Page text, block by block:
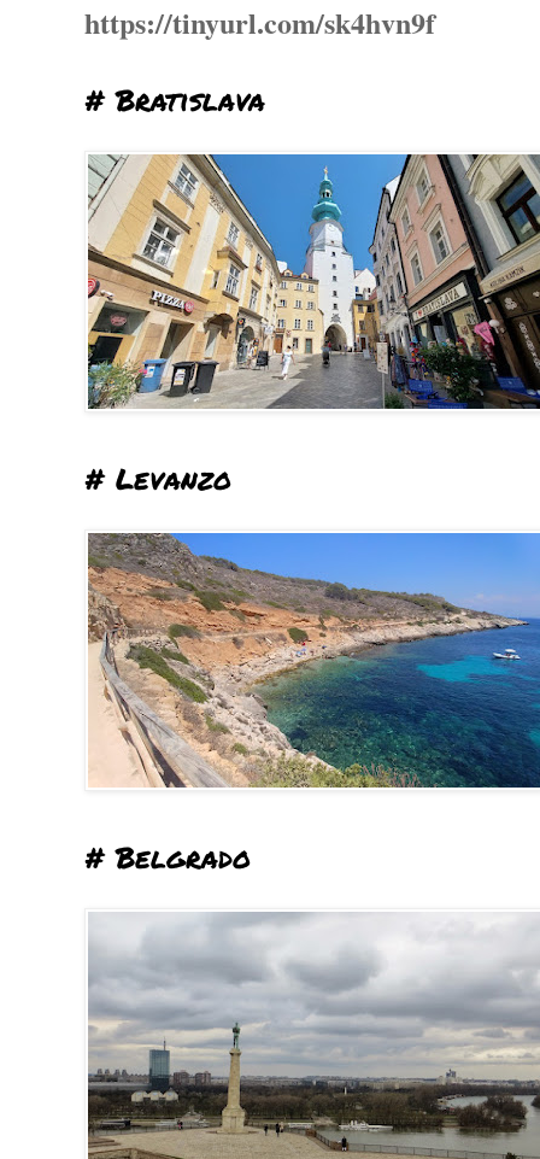
https://tinyurl.com/sk4hvn9f
# Bratislava
# Levanzo
# Belgrado